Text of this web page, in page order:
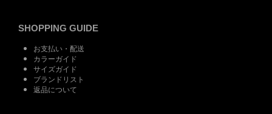
SHOPPING GUIDE
お支払い・配送
カラーガイド
サイズガイド
ブランドリスト
返品について